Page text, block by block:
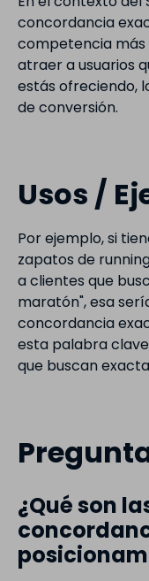
concordancia
competencia
atraer a usuarios
estás ofreciendo,
de conversión.
Usos /
Por ejemplo, si
zapatos de
a clientes que
maratón", esa
concordancia
esta palabra
que buscan
¿Qué son